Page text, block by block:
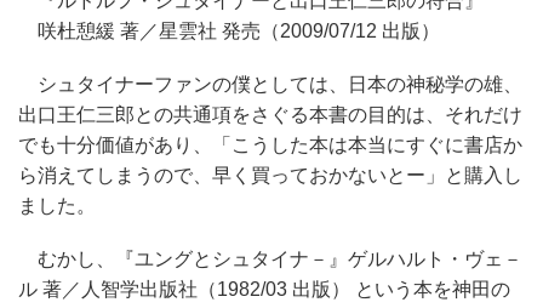
咲杜憩緩 著／星雲社 発売（2009/07/12 出版）
シュタイナーファンの僕としては、日本の神秘学の雄、
出口王仁三郎との共通項をさぐる本書の目的は、それだけ
でも十分価値があり、「こうした本は本当にすぐに書店か
ら消えてしまうので、早く買っておかないとー」と購入し
ました。
むかし、『ユングとシュタイナ－』ゲルハルト・ヴェ－
ル 著／人智学出版社（1982/03 出版） という本を神田の